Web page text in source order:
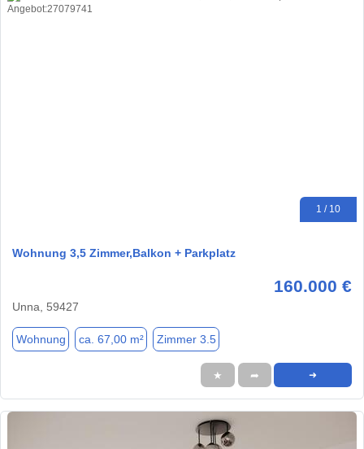
1 / 10
Wohnung 3,5 Zimmer,Balkon + Parkplatz
160.000 €
Unna, 59427
Wohnung ca. 67,00 m² Zimmer 3.5
★ ➦ ➜